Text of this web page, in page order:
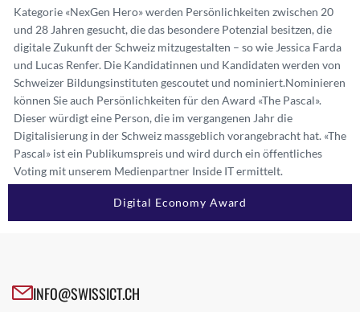
Kategorie «NexGen Hero» werden Persönlichkeiten zwischen 20
und 28 Jahren gesucht, die das besondere Potenzial besitzen, die
digitale Zukunft der Schweiz mitzugestalten – so wie Jessica Farda
und Lucas Renfer. Die Kandidatinnen und Kandidaten werden von
Schweizer Bildungsinstituten gescoutet und nominiert.Nominieren
können Sie auch Persönlichkeiten für den Award «The Pascal».
Dieser würdigt eine Person, die im vergangenen Jahr die
Digitalisierung in der Schweiz massgeblich vorangebracht hat. «The
Pascal» ist ein Publikumspreis und wird durch ein öffentliches
Voting mit unserem Medienpartner Inside IT ermittelt.
Digital Economy Award
INFO@SWISSICT.CH